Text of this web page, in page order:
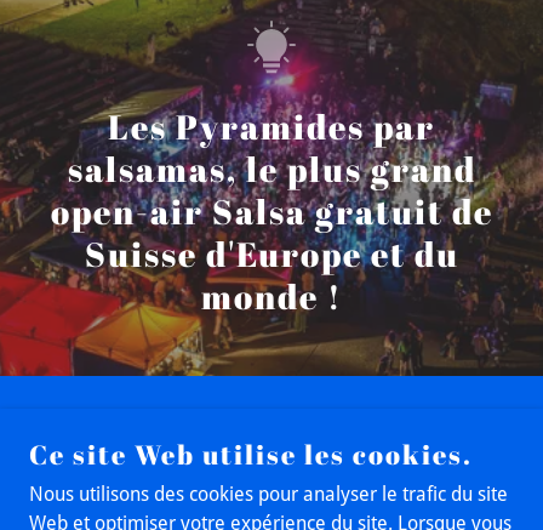
Les Pyramides par
salsamas, le plus grand
open-air Salsa gratuit de
Suisse d'Europe et du
monde !
SALSAMAS.CH TOUS DROITS RÉSERVÉS
Ce site Web utilise les cookies.
Nous utilisons des cookies pour analyser le trafic du site
Web et optimiser votre expérience du site. Lorsque vous